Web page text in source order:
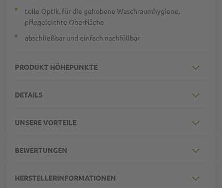
tolle Optik, für die gehobene Waschraumhygiene,
pflegeleichte Oberfläche
abschließbar und einfach nachfüllbar
PRODUKT HÖHEPUNKTE
DETAILS
UNSERE VORTEILE
BEWERTUNGEN
HERSTELLERINFORMATIONEN